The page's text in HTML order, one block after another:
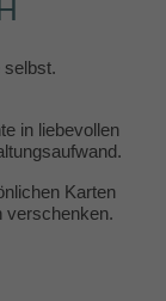
selbst.
in liebevollen
Karten
verschenken.